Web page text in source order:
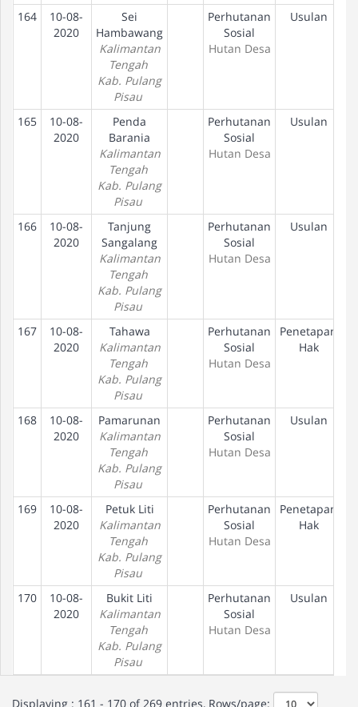
164
10-08-
2020
Sei
Hambawang
Kalimantan
Tengah
Kab. Pulang
Pisau
Perhutanan
Sosial
Hutan Desa
Usulan
165
10-08-
2020
Penda
Barania
Kalimantan
Tengah
Kab. Pulang
Pisau
Perhutanan
Sosial
Hutan Desa
Usulan
166
10-08-
2020
Tanjung
Sangalang
Kalimantan
Tengah
Kab. Pulang
Pisau
Perhutanan
Sosial
Hutan Desa
Usulan
167
10-08-
2020
Tahawa
Kalimantan
Tengah
Kab. Pulang
Pisau
Perhutanan
Sosial
Hutan Desa
Penetapan
Hak
168
10-08-
2020
Pamarunan
Kalimantan
Tengah
Kab. Pulang
Pisau
Perhutanan
Sosial
Hutan Desa
Usulan
169
10-08-
2020
Petuk Liti
Kalimantan
Tengah
Kab. Pulang
Pisau
Perhutanan
Sosial
Hutan Desa
Penetapan
Hak
170
10-08-
2020
Bukit Liti
Kalimantan
Tengah
Kab. Pulang
Pisau
Perhutanan
Sosial
Hutan Desa
Usulan
Displaying : 161 - 170 of 269 entries, Rows/page: